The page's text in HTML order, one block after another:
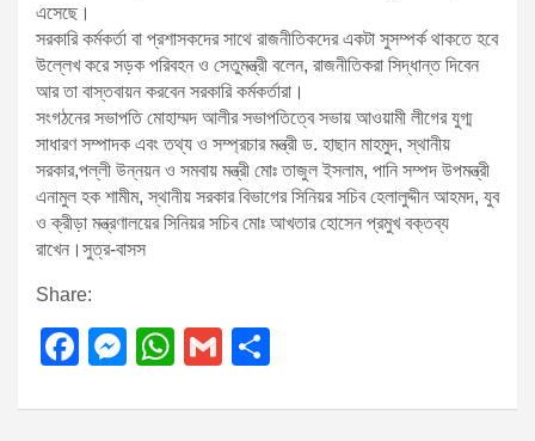
এসেছে।
সরকারি কর্মকর্তা বা প্রশাসকদের সাথে রাজনীতিকদের একটা সুসম্পর্ক থাকতে হবে
উল্লেখ করে সড়ক পরিবহন ও সেতুমন্ত্রী বলেন, রাজনীতিকরা সিদ্ধান্ত দিবেন
আর তা বাস্তবায়ন করবেন সরকারি কর্মকর্তারা।
সংগঠনের সভাপতি মোহাম্মদ আলীর সভাপতিত্বে সভায় আওয়ামী লীগের যুগ্ম
সাধারণ সম্পাদক এবং তথ্য ও সম্প্রচার মন্ত্রী ড. হাছান মাহমুদ, স্থানীয়
সরকার,পল্লী উন্নয়ন ও সমবায় মন্ত্রী মোঃ তাজুল ইসলাম, পানি সম্পদ উপমন্ত্রী
এনামুল হক শামীম, স্থানীয় সরকার বিভাগের সিনিয়র সচিব হেলালুদ্দীন আহমদ, যুব
ও ক্রীড়া মন্ত্রণালয়ের সিনিয়র সচিব মোঃ আখতার হোসেন প্রমুখ বক্তব্য
রাখেন।সুত্র-বাসস
Share:
F
c
M
ss
W
at
G
ail ar